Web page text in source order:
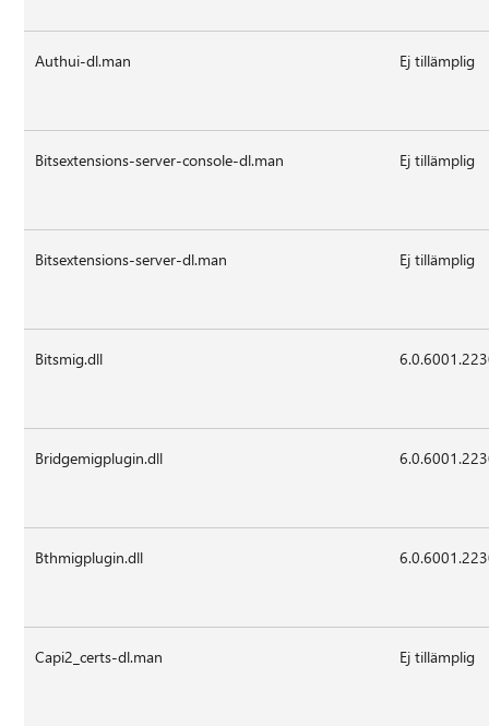
Authui-dl.man Ej tillämplig
Bitsextensions-server-console-dl.man Ej tillämplig
Bitsextensions-server-dl.man Ej tillämplig
Bitsmig.dll
Bridgemigplugin.dll
Bthmigplugin.dll
Capi2_certs-dl.man Ej tillämplig